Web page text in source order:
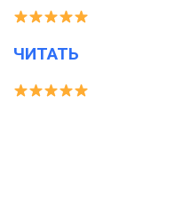
ЧИТАТЬ